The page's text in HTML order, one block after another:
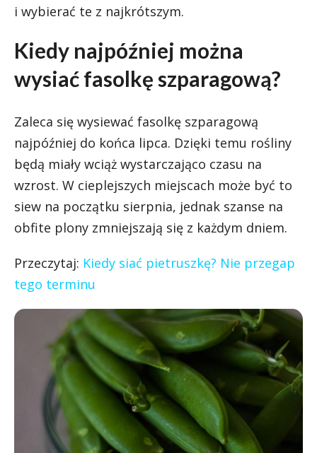
i wybierać te z najkrótszym.
Kiedy najpóźniej można
wysiać fasolkę szparagową?
Zaleca się wysiewać fasolkę szparagową
najpóźniej do końca lipca. Dzięki temu rośliny
będą miały wciąż wystarczająco czasu na
wzrost. W cieplejszych miejscach może być to
siew na początku sierpnia, jednak szanse na
obfite plony zmniejszają się z każdym dniem.
Przeczytaj: Kiedy siać pietruszkę? Nie przegap
tego terminu